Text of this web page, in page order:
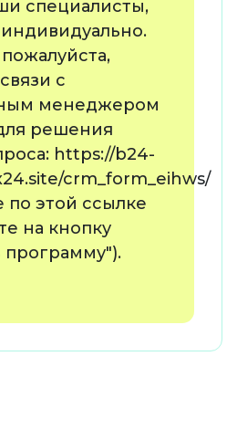
специалисты,
индивидуально.
с
менеджером
решения
https://b24-
crm_form_eihws/
по этой ссылке
на кнопку
программу").